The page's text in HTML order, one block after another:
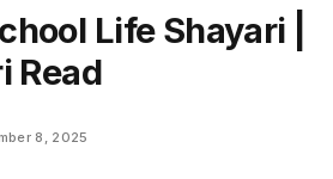
Life Shayari |
Read
8, 2025